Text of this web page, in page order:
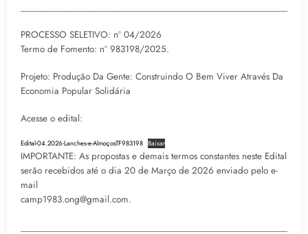
PROCESSO SELETIVO: nº 04/2026
Termo de Fomento: nº 983198/2025.
Projeto: Produção Da Gente: Construindo O Bem Viver Através Da
Economia Popular Solidária
Acesse o edital:
Edital-04.2026-Lanches-e-AlmoçosTF983198 Baixar
IMPORTANTE: As propostas e demais termos constantes neste Edital
serão recebidos até o dia 20 de Março de 2026 enviado pelo e-
mail
camp1983.ong@gmail.com.